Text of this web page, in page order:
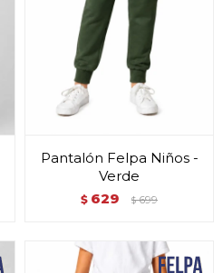
Pantalón Felpa Niños -
Verde
$ 629 $ 699